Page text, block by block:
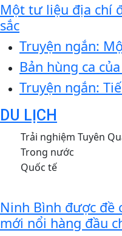
Một tư liệu địa chí
sắc
Truyện ngắn:
Bản hùng ca
Truyện ngắn:
DU LỊCH
Ninh Bình được đề
mới nổi hàng đầu